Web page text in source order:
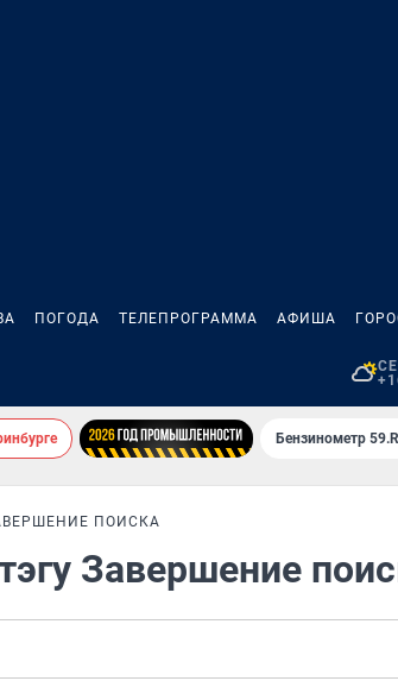
ПОГОДА ТЕЛЕПРОГРАММА АФИША
Бензинометр
ПОИСКА
Завершение